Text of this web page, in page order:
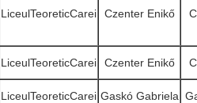
LiceulTeoreticCarei Czenter Enikő
LiceulTeoreticCarei Czenter Enikő
LiceulTeoreticCarei Gaskó Gabriela